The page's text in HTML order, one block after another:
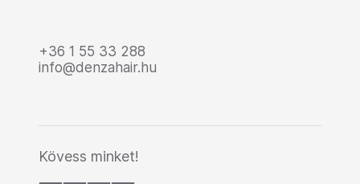
+36 1 55 33 288
info@denzahair.hu
Kövess minket!